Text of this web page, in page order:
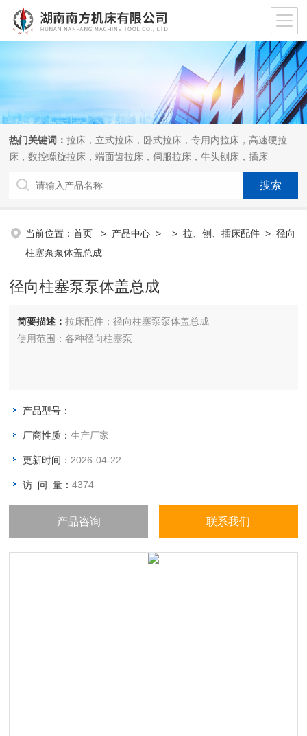
热门关键词：拉床，立式拉床，卧式拉床，专用内拉床，高速硬拉
床，数控螺旋拉床，端面齿拉床，伺服拉床，牛头刨床，插床
当前位置：首页 > 产品中心 > >拉、刨、插床配件 > 径向
柱塞泵泵体盖总成
径向柱塞泵泵体盖总成
简要描述：拉床配件：径向柱塞泵泵体盖总成
使用范围：各种径向柱塞泵
产品型号：
厂商性质：生产厂家
更新时间： 2026-04-22
访 问 量：4374
产品咨询 联系我们